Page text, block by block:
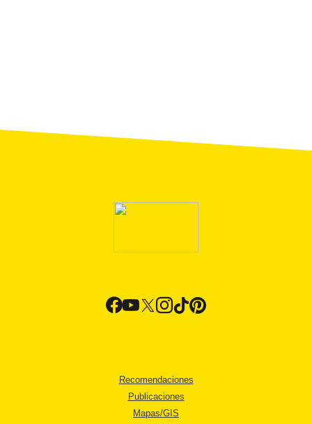
Recomendaciones
Publicaciones
Mapas/GIS